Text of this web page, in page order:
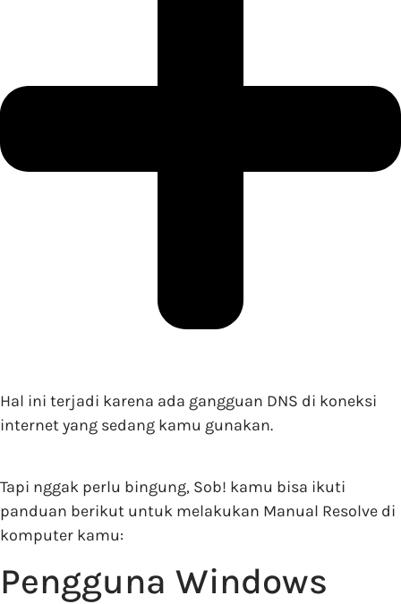
Hal ini terjadi karena ada gangguan DNS di koneksi
internet yang sedang kamu gunakan.
Tapi nggak perlu bingung, Sob! kamu bisa ikuti
panduan berikut untuk melakukan Manual Resolve di
komputer kamu:
Pengguna Windows